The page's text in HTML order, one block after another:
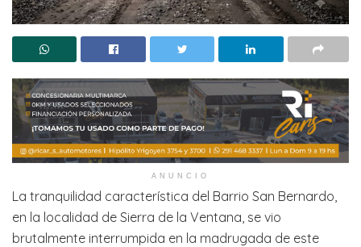
ANUNCIO
La tranquilidad característica del Barrio San Bernardo,
en la localidad de Sierra de la Ventana, se vio
brutalmente interrumpida en la madrugada de este